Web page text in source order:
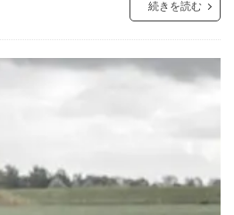
続きを読む